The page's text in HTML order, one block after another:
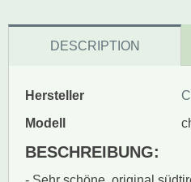
DESCRIPTION
Hersteller
Modell
BESCHREIBUNG: